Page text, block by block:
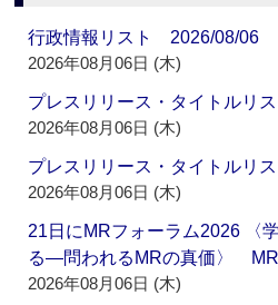
行政情報リスト 2026/08/06
2026年08月06日 (木)
プレスリリース・タイトルリ
2026年08月06日 (木)
プレスリリース・タイトルリ
2026年08月06日 (木)
21日にMRフォーラム2026 〈
る―問われるMRの真価〉 MR
2026年08月06日 (木)